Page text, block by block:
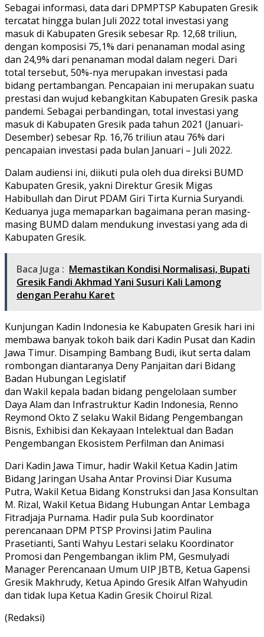
Sebagai informasi, data dari DPMPTSP Kabupaten Gresik
tercatat hingga bulan Juli 2022 total investasi yang
masuk di Kabupaten Gresik sebesar Rp. 12,68 triliun,
dengan komposisi 75,1% dari penanaman modal asing
dan 24,9% dari penanaman modal dalam negeri. Dari
total tersebut, 50%-nya merupakan investasi pada
bidang pertambangan. Pencapaian ini merupakan suatu
prestasi dan wujud kebangkitan Kabupaten Gresik paska
pandemi. Sebagai perbandingan, total investasi yang
masuk di Kabupaten Gresik pada tahun 2021 (Januari-
Desember) sebesar Rp. 16,76 triliun atau 76% dari
pencapaian investasi pada bulan Januari – Juli 2022.
Dalam audiensi ini, diikuti pula oleh dua direksi BUMD
Kabupaten Gresik, yakni Direktur Gresik Migas
Habibullah dan Dirut PDAM Giri Tirta Kurnia Suryandi.
Keduanya juga memaparkan bagaimana peran masing-
masing BUMD dalam mendukung investasi yang ada di
Kabupaten Gresik.
Baca Juga : Memastikan Kondisi Normalisasi, Bupati
Gresik Fandi Akhmad Yani Susuri Kali Lamong
dengan Perahu Karet
Kunjungan Kadin Indonesia ke Kabupaten Gresik hari ini
membawa banyak tokoh baik dari Kadin Pusat dan Kadin
Jawa Timur. Disamping Bambang Budi, ikut serta dalam
rombongan diantaranya Deny Panjaitan dari Bidang
Badan Hubungan Legislatif
dan Wakil kepala badan bidang pengelolaan sumber
Daya Alam dan Infrastruktur Kadin Indonesia, Renno
Reymond Okto Z selaku Wakil Bidang Pengembangan
Bisnis, Exhibisi dan Kekayaan Intelektual dan Badan
Pengembangan Ekosistem Perfilman dan Animasi
Dari Kadin Jawa Timur, hadir Wakil Ketua Kadin Jatim
Bidang Jaringan Usaha Antar Provinsi Diar Kusuma
Putra, Wakil Ketua Bidang Konstruksi dan Jasa Konsultan
M. Rizal, Wakil Ketua Bidang Hubungan Antar Lembaga
Fitradjaja Purnama. Hadir pula Sub koordinator
perencanaan DPM PTSP Provinsi Jatim Paulina
Prasetianti, Santi Wahyu Lestari selaku Koordinator
Promosi dan Pengembangan iklim PM, Gesmulyadi
Manager Perencanaan Umum UIP JBTB, Ketua Gapensi
Gresik Makhrudy, Ketua Apindo Gresik Alfan Wahyudin
dan tidak lupa Ketua Kadin Gresik Choirul Rizal.
(Redaksi)